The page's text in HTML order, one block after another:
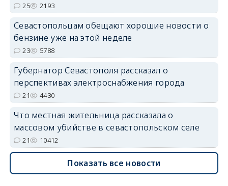
25 2193
Севастопольцам обещают хорошие новости о
бензине уже на этой неделе
23 5788
Губернатор Севастополя рассказал о
перспективах электроснабжения города
21 4430
Что местная жительница рассказала о
массовом убийстве в севастопольском селе
21 10412
Показать все новости